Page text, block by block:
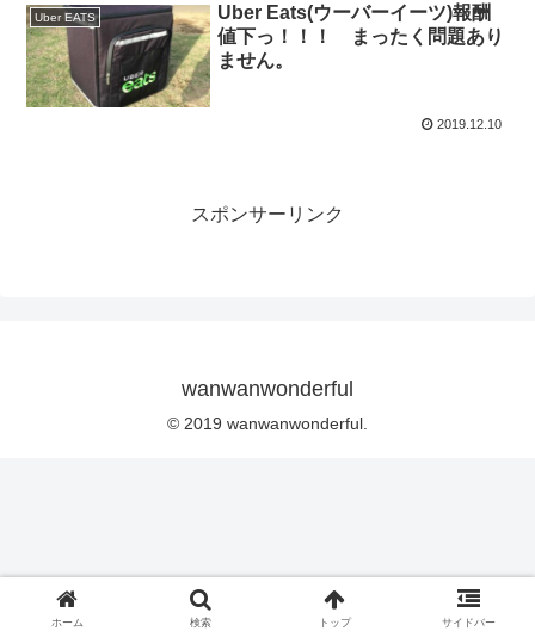
Uber EATS
Uber Eats(ウーバーイーツ)報酬
値下っ！！！ まったく問題あり
ません。
2019.12.10
スポンサーリンク
wanwanwonderful
© 2019 wanwanwonderful.
ホーム 検索 トップ サイドバー